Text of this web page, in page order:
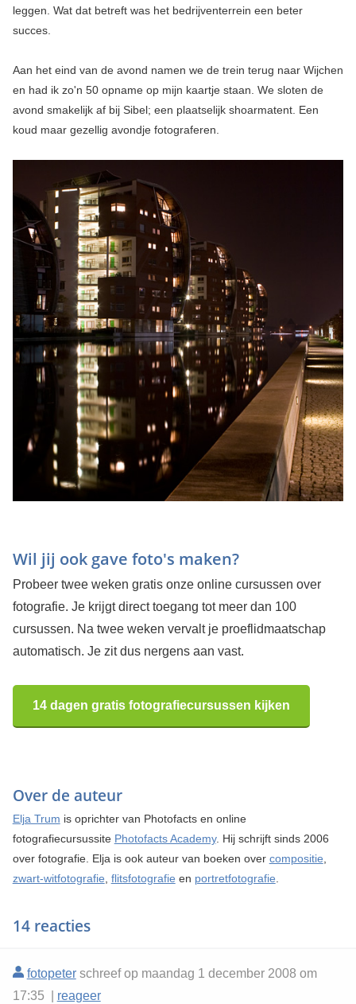
leggen. Wat dat betreft was het bedrijventerrein een beter
succes.
Aan het eind van de avond namen we de trein terug naar Wijchen
en had ik zo'n 50 opname op mijn kaartje staan. We sloten de
avond smakelijk af bij Sibel; een plaatselijk shoarmatent. Een
koud maar gezellig avondje fotograferen.
Wil jij ook gave foto's maken?
Probeer twee weken gratis onze online cursussen over
fotografie. Je krijgt direct toegang tot meer dan 100
cursussen. Na twee weken vervalt je proeflidmaatschap
automatisch. Je zit dus nergens aan vast.
14 dagen gratis fotografiecursussen kijken
Over de auteur
Elja Trum is oprichter van Photofacts en online
fotografiecursussite Photofacts Academy. Hij schrijft sinds 2006
over fotografie. Elja is ook auteur van boeken over compositie
zwart-witfotografie flitsfotografie en portretfotografie
14 reacties
fotopeterschreef op maandag 1 december 2008 om
17:35 | reageer